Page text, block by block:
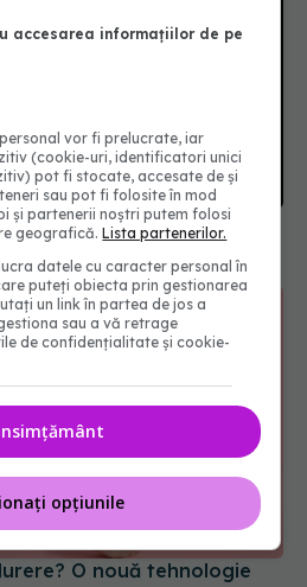
cancerului colorectal
O nouă tehnologie
FDA
accesarea informațiilor de pe
vor fi prelucrate, iar
(cookie-uri, identificatori unici
pot fi stocate, accesate de și
sau pot fi folosite în mod
și partenerii noștri putem folosi
geografică.Lista partenerilor.
datele cu caracter personal în
puteți obiecta prin gestionarea
un link în partea de jos a
sau a vă retrage
de confidențialitate și cookie-
opțiunile